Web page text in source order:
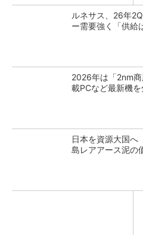
ルネサス、26年
ー需要強く「供給
2026年は「2nm
載PCなど最新機を
日本を資源大国
島レアアース泥の